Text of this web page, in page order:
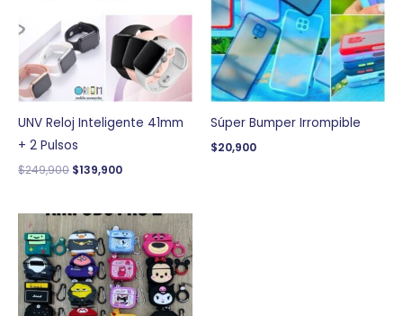
UNV Reloj Inteligente 41mm
+ 2 Pulsos
$249,900 $139,900
Súper Bumper Irrompible
$20,900